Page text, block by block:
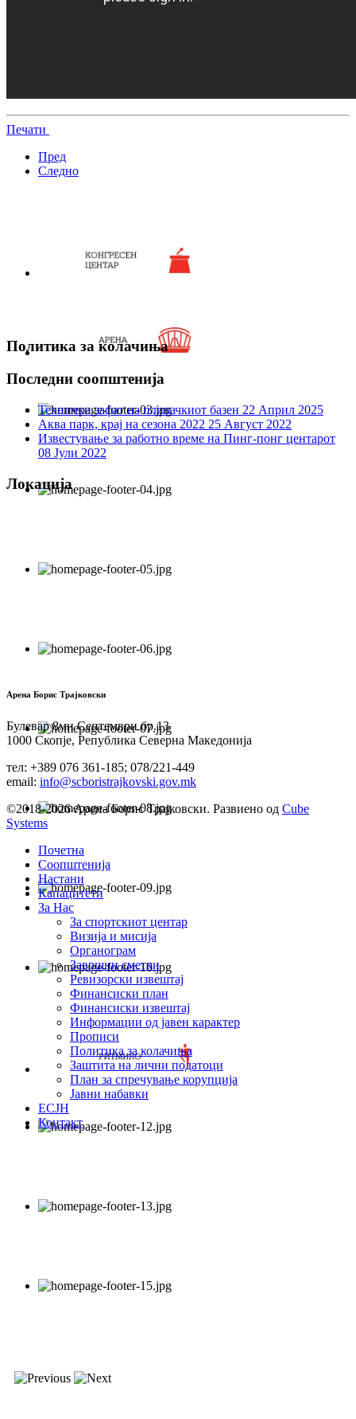
Печати
Пред
Следно
Политика за колачиња
Последни соопштенија
Технички зафат на пливачкиот базен 22 Април 2025
Аква парк, крај на сезона 2022 25 Август 2022
Известување за работно време на Пинг-понг центарот
08 Јули 2022
Локација
Арена Борис Трајковски
Булевар 8ми Септември бр.13
1000 Скопје, Република Северна Македонија
тел: +389 076 361-185; 078/221-449
email: info@scboristrajkovski.gov.mk
©2018-2026 Арена Борис Трајковски. Развиено од Cube
Systems
Почетна
Соопштенија
Настани
Капацитети
За Нас
За спортскиот центар
Визија и мисија
Органограм
Завршни сметки
Ревизорски извештај
Финансиски план
Финансиски извештај
Информации од јавен карактер
Прописи
Политика за колачиња
Заштита на лични податоци
План за спречување корупција
Јавни набавки
ЕСЈН
Контакт